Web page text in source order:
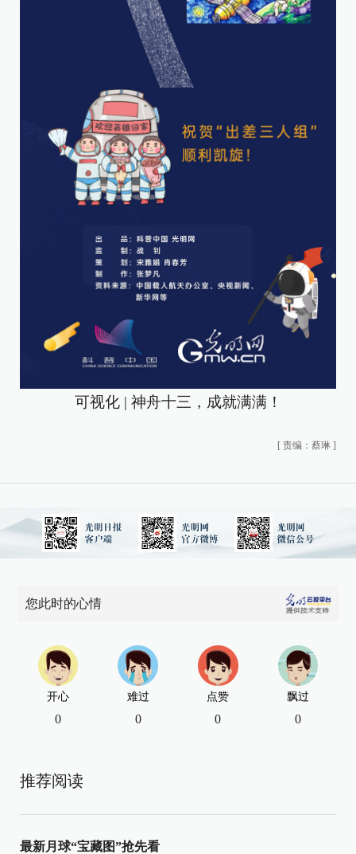
可视化 | 神舟十三，成就满满！
[ 责编：蔡琳 ]
您此时的心情
开心
0
难过
0
点赞
0
飘过
0
推荐阅读
最新月球“宝藏图”抢先看